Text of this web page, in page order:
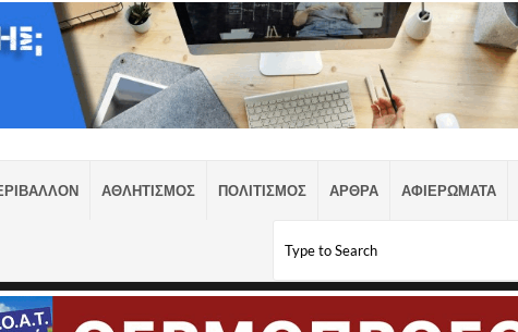
ΑΘΛΗΤΙΣΜΟΣ ΠΟΛΙΤΙΣΜΟΣ ΑΡΘΡΑ ΑΦΙΕΡΩΜΑΤΑ